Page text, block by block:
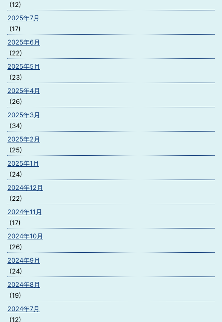
(12)
2025年7月
(17)
2025年6月
(22)
2025年5月
(23)
2025年4月
(26)
2025年3月
(34)
2025年2月
(25)
2025年1月
(24)
2024年12月
(22)
2024年11月
(17)
2024年10月
(26)
2024年9月
(24)
2024年8月
(19)
2024年7月
(12)